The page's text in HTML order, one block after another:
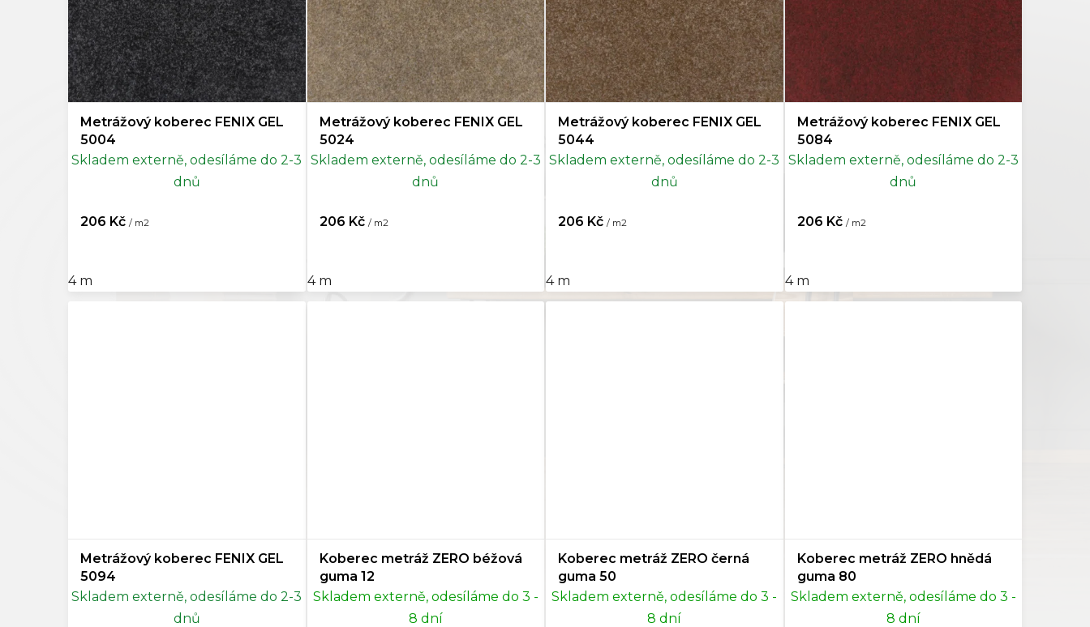
u
k
t
ů
Světle zelená 0
Zelená 2
Krémová 1
Béžová 2
Bronzová
Mentolová 0
Metrážový koberec FENIX GEL
5004
Skladem externě, odesíláme do 2-3
dnů
206 Kč / m2
4 m
Metrážový koberec FENIX GEL
5024
Skladem externě, odesíláme do 2-3
dnů
206 Kč / m2
4 m
Metrážový koberec FENIX GEL
5044
Skladem externě, odesíláme do 2-3
dnů
206 Kč / m2
4 m
Metrážový koberec FENIX GEL
5084
Skladem externě, odesíláme do 2-3
dnů
206 Kč / m2
4 m
Metrážový koberec FENIX GEL
5094
Skladem externě, odesíláme do 2-3
dnů
Koberec metráž ZERO béžová
guma 12
Skladem externě, odesíláme do 3 -
8 dní
Koberec metráž ZERO černá
guma 50
Skladem externě, odesíláme do 3 -
8 dní
Koberec metráž ZERO hnědá
guma 80
Skladem externě, odesíláme do 3 -
8 dní